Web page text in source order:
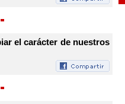
el carácter de nuestros